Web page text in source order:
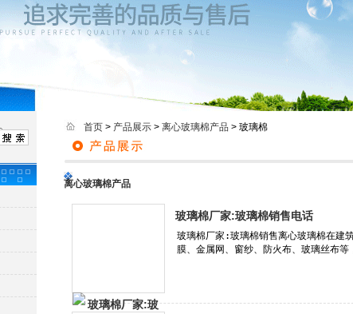
首页 > 产品展示 > 离心玻璃棉产品 > 玻璃棉
离心玻璃棉产品
玻璃棉厂家:玻璃棉销售电话